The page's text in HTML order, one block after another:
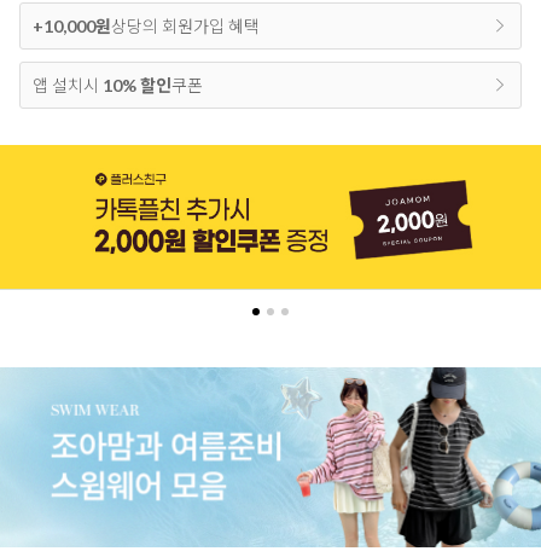
+10,000원상당의 회원가입 혜택
앱 설치시 10% 할인쿠폰